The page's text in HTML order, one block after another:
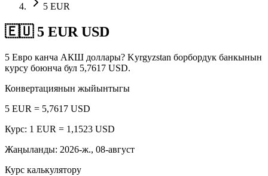
5 EUR
🇪🇺 5 EUR USD
5 Евро канча АКШ доллары? Kyrgyzstan борбордук банкынын
курсу боюнча бул 5,7617 USD.
Конвертациянын жыйынтыгы
5 EUR = 5,7617 USD
Курс: 1 EUR = 1,1523 USD
Жаңыланды: 2026-ж., 08-август
Курс калькулятору